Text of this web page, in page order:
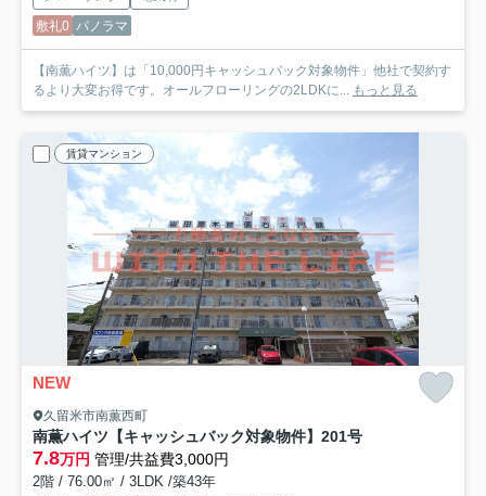
敷礼0 パノラマ
【南薫ハイツ】は「10,000円キャッシュバック対象物件」他社で契約す
るより大変お得です。オールフローリングの2LDKに... もっと見る
賃貸マンション
NEW
久留米市南薫西町
南薫ハイツ【キャッシュバック対象物件】 201号
7.8万円 管理/共益費3,000円
2階 / 76.00㎡ / 3LDK /築43年